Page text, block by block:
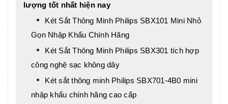
lượng tốt nhất hiện nay
Két Sắt Thông Minh Philips SBX101 Mini Nhỏ
Gọn Nhập Khẩu Chính Hãng
Két Sắt Thông Minh Philips SBX301 tích hợp
công nghệ sạc không dây
Két sắt thông minh Philips SBX701-4B0 mini
nhập khẩu chính hãng cao cấp